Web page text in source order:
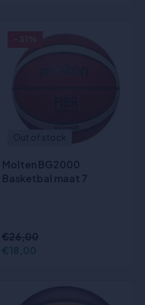
Molten BG2000
Basketbal maat 7
€26,00
€18,00